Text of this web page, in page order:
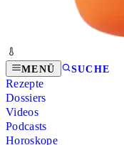
MENÜ SUCHE
Rezepte
Dossiers
Videos
Podcasts
Horoskope